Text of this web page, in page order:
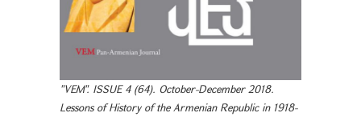
"VEM". ISSUE 4 (64). October-December 2018.
Lessons of History of the Armenian Republic in 1918-